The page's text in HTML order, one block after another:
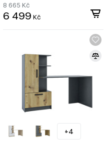
8 665 Kč
6 499 Kč
+4